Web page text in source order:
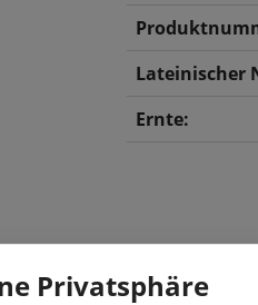
Lateinischer
Ernte:
Privatsphäre